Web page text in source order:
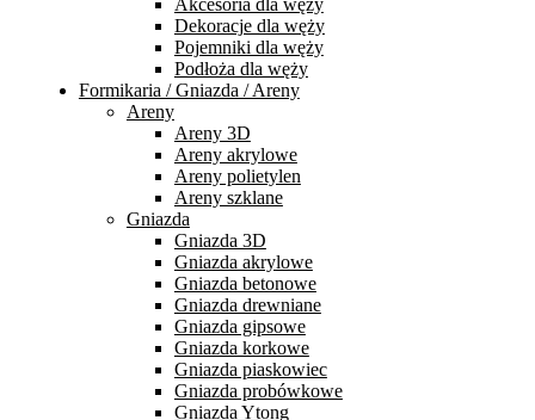
Akcesoria dla węży
Dekoracje dla węży
Pojemniki dla węży
Podłoża dla węży
Formikaria / Gniazda / Areny
Areny
Areny 3D
Areny akrylowe
Areny polietylen
Areny szklane
Gniazda
Gniazda 3D
Gniazda akrylowe
Gniazda betonowe
Gniazda drewniane
Gniazda gipsowe
Gniazda korkowe
Gniazda piaskowiec
Gniazda probówkowe
Gniazda Ytong